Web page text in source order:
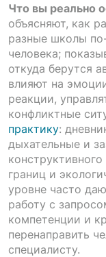
Что вы реально
объясняют, как
разные школы
человека;
откуда берутся
влияют на
реакции,
конфликтные
практику:
дыхательные и
границ и
уровне часто
работу с
компетенции и
перенаправить
специалисту.